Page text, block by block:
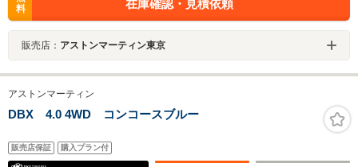
料
在庫確認・見積依頼
販売店： アストンマーティン東京
アストンマーティン
DBX 4.0 4WD コンコースブルー
販売店保証 購入プラン付